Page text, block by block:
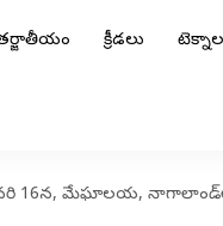
క్రీడలు
16న, మేఘాలయ,